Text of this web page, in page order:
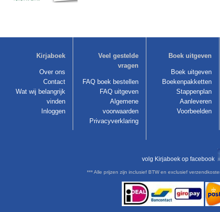
Kirjaboek
Over ons
Contact
Wat wij belangrijk
vinden
Inloggen
Veel gestelde
vragen
FAQ boek bestellen
FAQ uitgeven
Algemene
voorwaarden
Privacyverklaring
Boek uitgeven
Boek uitgeven
Boekenpakketten
Stappenplan
Aanleveren
Voorbeelden
volg Kirjaboek op facebook
*** Alle prijzen zijn inclusief BTW en exclusief